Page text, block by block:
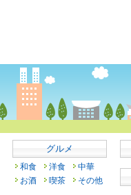
グルメ
和食 洋食
中華
お酒
喫茶 その他